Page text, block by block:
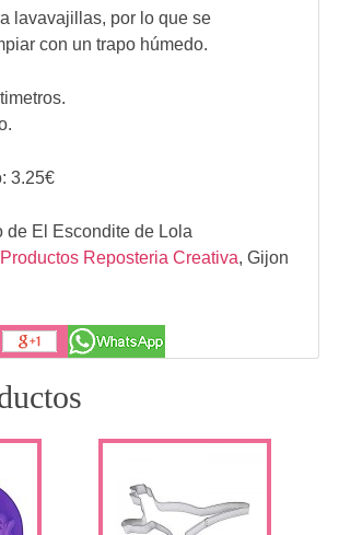
lavavajillas, por lo que se
con un trapo húmedo.
3.25€
de El Escondite de Lola
Reposteria Creativa, Gijon